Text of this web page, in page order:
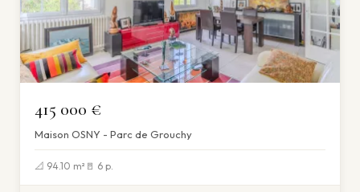
415 000 €
Maison OSNY - Parc de Grouchy
📐 94.10 m² 🚪 6 p.